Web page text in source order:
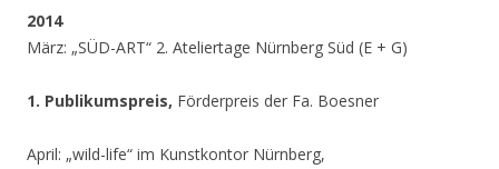
2014
März: „SÜD-ART“ 2. Ateliertage Nürnberg Süd (E + G)
1. Publikumspreis, Förderpreis der Fa. Boesner
April: „wild-life“ im Kunstkontor Nürnberg,